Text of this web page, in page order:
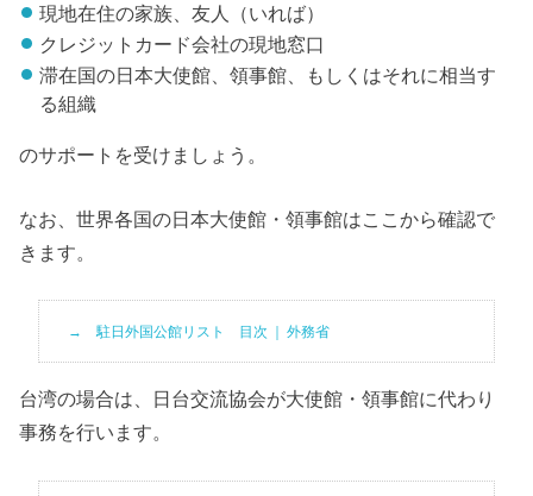
現地在住の家族、友人（いれば）
クレジットカード会社の現地窓口
滞在国の日本大使館、領事館、もしくはそれに相当す
る組織
のサポートを受けましょう。
なお、世界各国の日本大使館・領事館はここから確認で
きます。
駐日外国公館リスト 目次 ｜ 外務省
台湾の場合は、日台交流協会が大使館・領事館に代わり
事務を行います。